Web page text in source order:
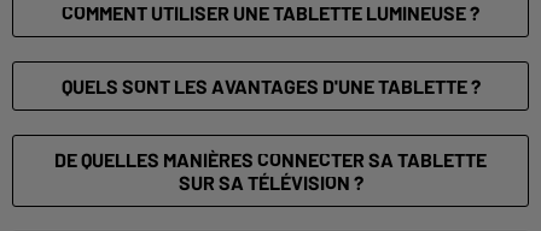
COMMENT UTILISER UNE TABLETTE LUMINEUSE ?
QUELS SONT LES AVANTAGES D'UNE TABLETTE ?
DE QUELLES MANIÈRES CONNECTER SA TABLETTE
SUR SA TÉLÉVISION ?